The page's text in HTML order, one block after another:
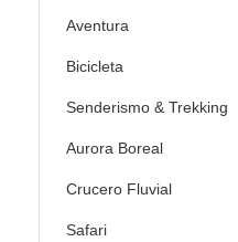
Aventura
Bicicleta
Senderismo & Trekking
Aurora Boreal
Crucero Fluvial
Safari